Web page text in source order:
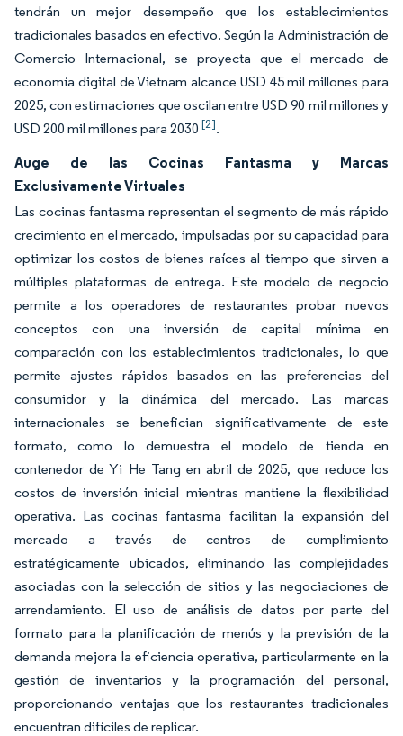
tendrán un mejor desempeño que los establecimientos
tradicionales basados en efectivo. Según la Administración de
Comercio Internacional, se proyecta que el mercado de
economía digital de Vietnam alcance USD 45 mil millones para
2025, con estimaciones que oscilan entre USD 90 mil millones y
USD 200 mil millones para 2030 [2].
Auge de las Cocinas Fantasma y Marcas
Exclusivamente Virtuales
Las cocinas fantasma representan el segmento de más rápido
crecimiento en el mercado, impulsadas por su capacidad para
optimizar los costos de bienes raíces al tiempo que sirven a
múltiples plataformas de entrega. Este modelo de negocio
permite a los operadores de restaurantes probar nuevos
conceptos con una inversión de capital mínima en
comparación con los establecimientos tradicionales, lo que
permite ajustes rápidos basados en las preferencias del
consumidor y la dinámica del mercado. Las marcas
internacionales se benefician significativamente de este
formato, como lo demuestra el modelo de tienda en
contenedor de Yi He Tang en abril de 2025, que reduce los
costos de inversión inicial mientras mantiene la flexibilidad
operativa. Las cocinas fantasma facilitan la expansión del
mercado a través de centros de cumplimiento
estratégicamente ubicados, eliminando las complejidades
asociadas con la selección de sitios y las negociaciones de
arrendamiento. El uso de análisis de datos por parte del
formato para la planificación de menús y la previsión de la
demanda mejora la eficiencia operativa, particularmente en la
gestión de inventarios y la programación del personal,
proporcionando ventajas que los restaurantes tradicionales
encuentran difíciles de replicar.